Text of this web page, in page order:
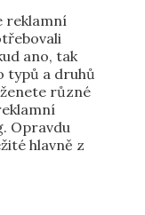
reklamní
ano, tak
typů a druhů
různé
Opravdu
hlavně z